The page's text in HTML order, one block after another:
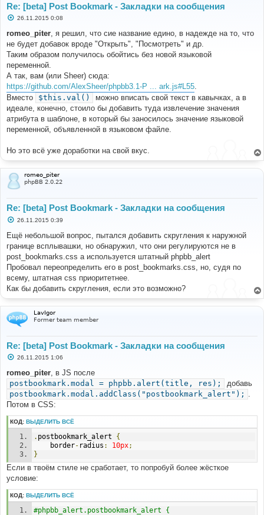
Re: [beta] Post Bookmark - Закладки на сообщения
С
о
б
щ
е
н
и
е
26.11.2015 0:08
romeo_piter, я решил, что сие название едино, в надежде на то, что
не будет добавок вроде "Открыть", "Посмотреть" и др.
Таким образом получилось обойтись без новой языковой
переменной.
А так, вам (или Sheer) сюда:
https://github.com/AlexSheer/phpbb3.1-P ... ark.js#L55.
Вместо
$this.val()
можно вписать свой текст в кавычках, а в
идеале, конечно, стоило бы добавить туда извлечение значения
атрибута в шаблоне, в который бы заносилось значение языковой
переменной, объявленной в языковом файле.
Но это всё уже доработки на свой вкус.
romeo_piter
phpBB 2.0.22
Re: [beta] Post Bookmark - Закладки на сообщения
С
о
б
щ
е
н
и
е
26.11.2015 0:39
Ещё небольшой вопрос, пытался добавить скругления к наружной
границе всплывашки, но обнаружил, что они регулируются не в
post_bookmarks.css а используется штатный phpbb_alert
Пробовал переопределить его в post_bookmarks.css, но, судя по
всему, штатная css приоритетнее.
Как бы добавить скругления, если это возможно?
LavIgor
Former team member
Re: [beta] Post Bookmark - Закладки на сообщения
С
о
б
щ
е
н
и
26.11.2015 1:06
romeo_piter, в JS после
postbookmark.modal = phpbb.alert(title, res);
добавь
postbookmark.modal.addClass("postbookmark_alert"); .
Потом в CSS:
КОД: ВЫДЕЛИТЬ ВСЁ
. postbookmark_alert {
	border
- radius : 10px;
}
Если в твоём стиле не сработает, то попробуй более жёсткое
условие:
КОД: ВЫДЕЛИТЬ ВСЁ
#phpbb_alert.postbookmark_alert {